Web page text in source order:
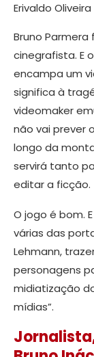
Erivaldo
Bruno
cinegrafista. E
encampa um
significa à
videomaker
não vai prever
longo da
servirá tanto
editar a ficção.
O jogo é bom.
várias das
Lehmann,
personagens
midiatização
mídias”.